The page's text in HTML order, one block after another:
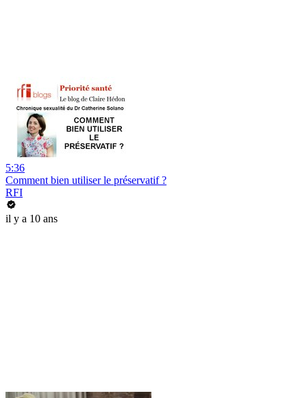
5:36
Comment bien utiliser le préservatif ?
RFI
il y a 10 ans